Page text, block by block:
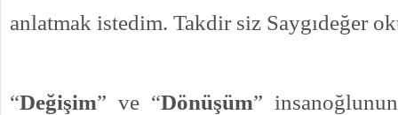
anlatmak istedim. Takdir siz Saygıdeğer
“Değişim” ve “Dönüşüm”